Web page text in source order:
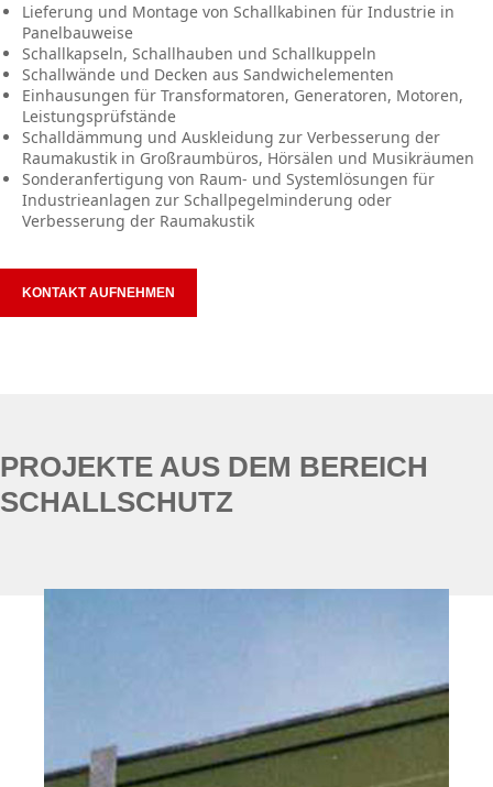
​Lieferung und Montage von Schallkabinen für Industrie in
Panelbauweise
Schallkapseln, Schallhauben und Schallkuppeln
Schallwände und Decken aus Sandwichelementen
Einhausungen für Transformatoren, Generatoren, Motoren,
Leistungsprüfstände
Schalldämmung und Auskleidung zur Verbesserung der
Raumakustik in Großraumbüros, Hörsälen und Musikräumen
Sonderanfertigung von Raum- und Systemlösungen für
Industrieanlagen zur Schallpegelminderung oder
Verbesserung der Raumakustik
KONTAKT AUFNEHMEN
PROJEKTE AUS DEM BEREICH
SCHALLSCHUTZ